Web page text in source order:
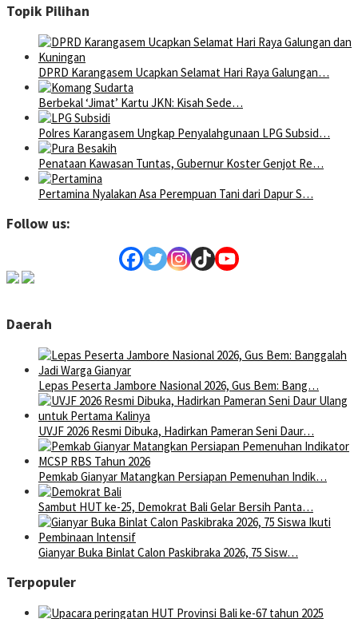
Topik Pilihan
DPRD Karangasem Ucapkan Selamat Hari Raya Galungan…
Berbekal ‘Jimat’ Kartu JKN: Kisah Sede…
Polres Karangasem Ungkap Penyalahgunaan LPG Subsid…
Penataan Kawasan Tuntas, Gubernur Koster Genjot Re…
Pertamina Nyalakan Asa Perempuan Tani dari Dapur S…
Follow us:
Daerah
Lepas Peserta Jambore Nasional 2026, Gus Bem: Bang…
UVJF 2026 Resmi Dibuka, Hadirkan Pameran Seni Daur…
Pemkab Gianyar Matangkan Persiapan Pemenuhan Indik…
Sambut HUT ke-25, Demokrat Bali Gelar Bersih Panta…
Gianyar Buka Binlat Calon Paskibraka 2026, 75 Sisw…
Terpopuler